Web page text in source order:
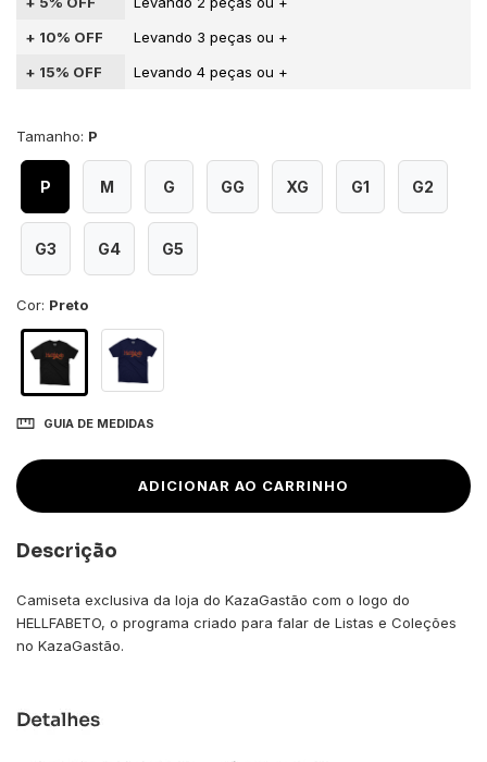
10% OFF
15% OFF
Tamanho: P
P M G GG XG G1 G2
G3 G4 G5
Cor: Preto
GUIA DE MEDIDAS
Descrição
Camiseta exclusiva da loja do KazaGastão com o logo do
HELLFABETO, o programa criado para falar de Listas e Coleções
no KazaGastão.